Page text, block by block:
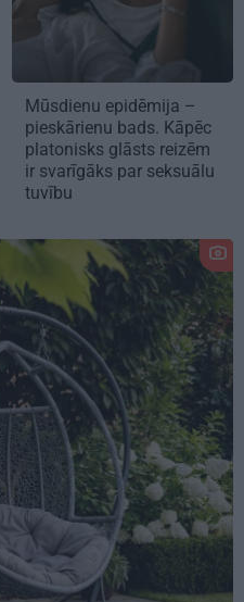
Mūsdienu epidēmija –
pieskārienu bads. Kāpēc
platonisks glāsts reizēm
ir svarīgāks par seksuālu
tuvību